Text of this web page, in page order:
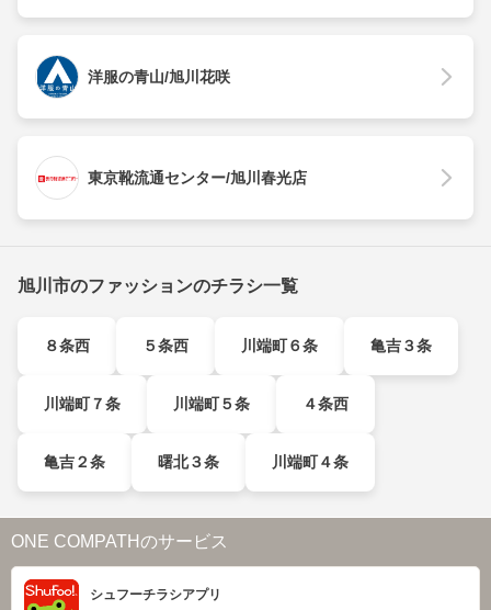
洋服の青山/旭川花咲
東京靴流通センター/旭川春光店
旭川市のファッションのチラシ一覧
８条西 ５条西 川端町６条 亀吉３条
川端町７条 川端町５条 ４条西
亀吉２条 曙北３条 川端町４条
ONE COMPATHのサービス
シュフーチラシアプリ